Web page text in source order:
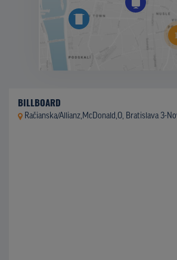
BILLBOARD
Račianska/Allianz,McDonald,O, Bratislava 3-